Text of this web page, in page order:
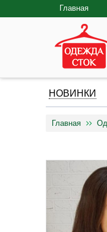
Главная
НОВИНКИ
Главная